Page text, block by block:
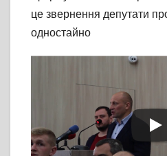
це звернення депутати
одностайно